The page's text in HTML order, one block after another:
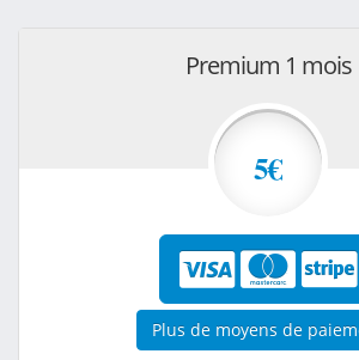
Premium 1 mois
5€
Plus de moyens de